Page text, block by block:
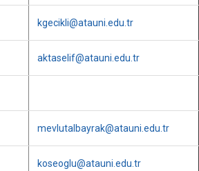
kgecikli@atauni.edu.tr
aktaselif@atauni.edu.tr
mevlutalbayrak@atauni.edu.tr
koseoglu@atauni.edu.tr